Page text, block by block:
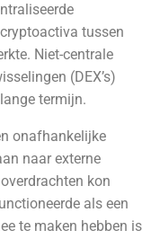
tussen
Niet-centrale
(DEX’s)
termijn.
onafhankelijke
naar externe
kon
als een
te maken hebben is